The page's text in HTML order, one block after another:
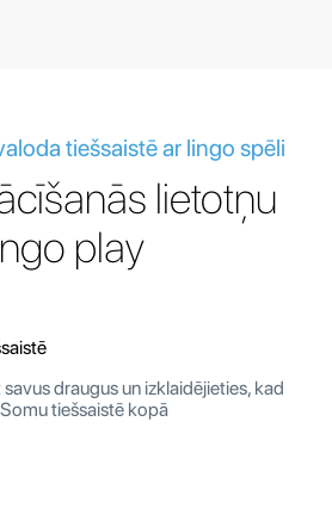
tiešsaistē ar lingo spēli
lietotņu
play
draugus un izklaidējieties, kad
tiešsaistē kopā